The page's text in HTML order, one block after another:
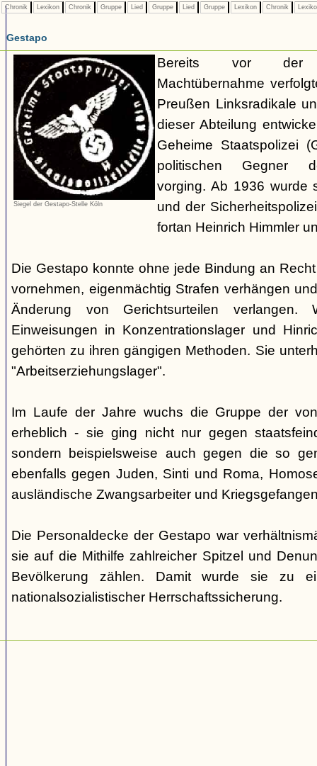
Chronik Lexikon Chronik Gruppe Lied Gruppe Lied Gruppe Lexikon Chronik
Gestapo
Siegel der Gestapo-Stelle Köln
Bereits vor der
Machtübernahme
Preußen Linksradikale
dieser Abteilung
Geheime Staatspolizei
politischen Gegner
vorging. Ab 1936 wurde
und der
fortan Heinrich Himmler
Die Gestapo konnte ohne jede Bindung an
vornehmen, eigenmächtig Strafen verhängen
Änderung von Gerichtsurteilen verlangen.
Einweisungen in Konzentrationslager und
gehörten zu ihren gängigen Methoden. Sie
"Arbeitserziehungslager".
Im Laufe der Jahre wuchs die Gruppe der
erheblich - sie ging nicht nur gegen
sondern beispielsweise auch gegen die so
ebenfalls gegen Juden, Sinti und Roma,
ausländische Zwangsarbeiter und
Die Personaldecke der Gestapo war
sie auf die Mithilfe zahlreicher Spitzel und
Bevölkerung zählen. Damit wurde sie zu
nationalsozialistischer Herrschaftssicherung.